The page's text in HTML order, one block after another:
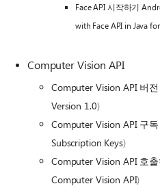
Face API 시작하기
with Face API in Java
Computer Vision API
Computer Vision API 버
Version 1.0)
Computer Vision API 구
Subscription Keys)
Computer Vision API 호
Computer Vision API)